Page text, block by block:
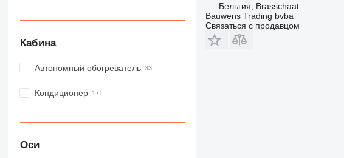
Кабина
Автономный обогреватель
Кондиционер
Оси
Бельгия, Brasschaat
Bauwens Trading bvba
Связаться с продавцом